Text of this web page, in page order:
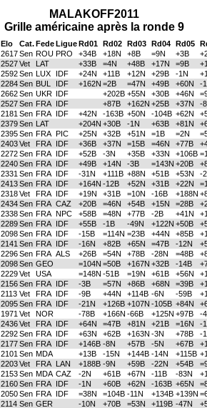
MALAKOFF2011
Grille américaine après la ronde 9
Elo Cat.FedeLigueRd01 Rd02 Rd03 Rd04 Rd05
2617Sen ROU PRO +34B +18N +8B =9N +3B
2527Vet LAT +33B =4N +48B +17N =9B
2592Sen LUX IDF +24N +11B +12N +29B -1N
2284Sen BUL IDF +162N =2B =47N +49B +60N -
2662Sen UKR IDF +202B +55N +30B +46N
2527Sen FRA IDF +87B +162N +25B +37N -
2181 Sen FRA IDF +42N -163B +50N -104B +62N
2379Sen LAT +204N +30B -1N +63B +81N
2395Sen FRA PIC +25N +32B +51N =1B =2N
2403Vet FRA IDF +36B +37N =15B =46N +77B
2272Sen FRA IDF +52B -3N +35B +33N +106B
2240Sen FRA IDF +49B +14N -3B =143N +20B
2331 Sen FRA IDF -31N +111B +88N +51B +53N -
2413Sen FRA IDF +164N -12B +52N +31B +22N
2318Vet FRA IDF +19N +31B =10N -16B +188N
2434Sen FRA CAZ +20B =46N +54B +15N =28B
2338Sen FRA NPC +58B =48N +77B -2B +41N
2289Sen FRA IDF +55B -1B -49N +122N +50B
2098Sen FRA IDF -15B =114N =23B +44N +85B
2141 Sen FRA IDF -16N +82B +65N =47B -12N
2296Sen FRA ALS +26B =54N +78B -28N =48B
2098Sen GEO =104N =50B +167N +32B -14B
2229Vet USA =148N -51B =19N +61B +56N
2156Sen FRA IDF -3B =57N +86B +68N =39B
2113 Vet FRA IDF -9B +44N +114B -6N -59B
2095Sen FRA IDF -21N +126B +107N -105B +84N
1971 Vet NOR -78B +166N -66B +125N +97B -
2436Vet FRA IDF +64N =47B +81N +21B =16N -
2292Sen FRA IDF +63N +62B +163N -3N +78B -
2177Sen FRA IDF +146B -8N +57B -5N +67B
2101 Sen MDA +13B -15N +144B -14N +115B
2203Vet FRA LAN +188B -9N +59B -22N +54B
2153Sen MDA CAZ -2N +61B +67N -11B -83N
2160Sen FRA IDF -1N +60B +62N -163B +65N
2050Sen FRA IDF =38N =104B -11N +134B +139N
2114 Sen GER -10N +70B =53N +119B -47N